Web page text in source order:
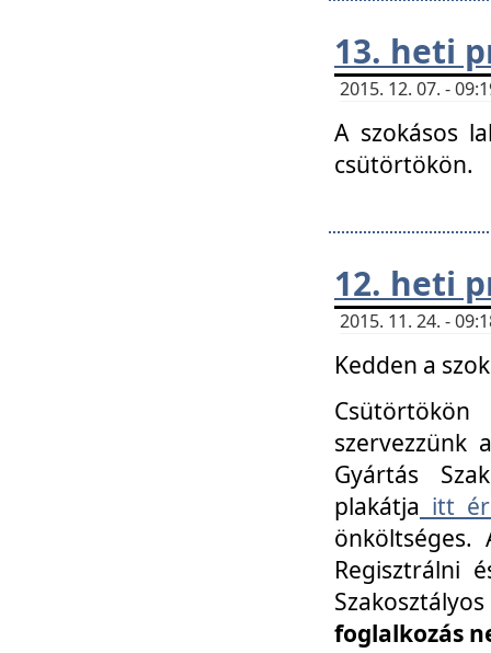
13. heti
2015. 12. 07. -
A szokásos
csütörtökön.
12. heti
2015. 11. 24. -
Kedden a
szervezzünk
Gyártás
plakátja itt
Regisztrálni
foglalkozás